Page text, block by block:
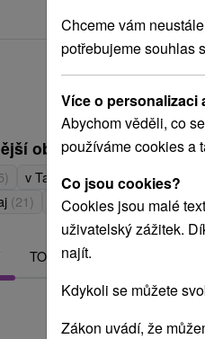
oblasti
v Tatrách (33) Prešovský kraj
(21) Považie(20) Zobrazit
TOP - NEJPRODÁVANĚJŠÍ
Chceme vám
potřebujeme souhlas
Více o personalizaci
Abychom věděli, co
používáme cookies a
Co jsou cookies?
Cookies jsou malé
uživatelský zážitek.
najít.
Kdykoli se můžete
Zákon uvádí, že